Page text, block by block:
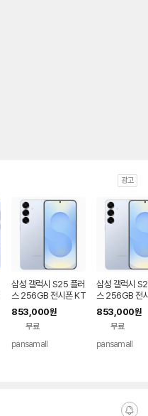
광고
삼성 갤럭시 S25 플러
스 256GB 전시폰 KT
번호이동 완납 90요금
제
853,000원
무료
pansamall
삼성 갤럭시
스 256GB 전
기기변경 완납
853,000원
무료
pansamall